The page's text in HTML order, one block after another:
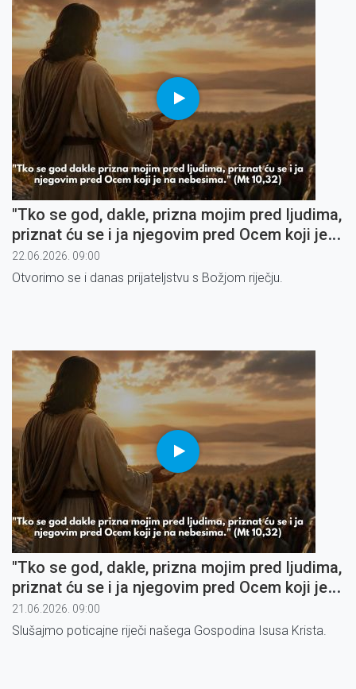
"Tko se god, dakle, prizna mojim pred ljudima,
priznat ću se i ja njegovim pred Ocem koji je
na nebesima" (2)
22.06.2026. 09:00
Otvorimo se i danas prijateljstvu s Božjom riječju.
"Tko se god, dakle, prizna mojim pred ljudima,
priznat ću se i ja njegovim pred Ocem koji je
na nebesima" (1)
21.06.2026. 09:00
Slušajmo poticajne riječi našega Gospodina Isusa Krista.